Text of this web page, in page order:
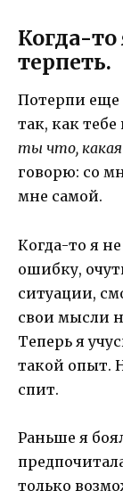
Когда-
терпеть.
Потерпи еще
так, как
ты что,
говорю: со
мне самой.
Когда-то я
ошибку,
ситуации,
свои мысли
Теперь я
такой опыт.
спит.
Раньше я
только